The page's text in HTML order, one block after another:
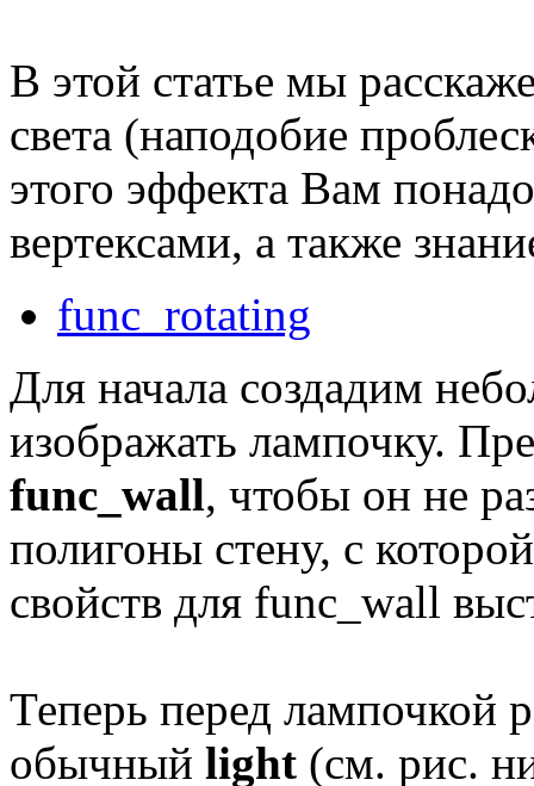
В этой статье мы
света (наподобие
этого эффекта Вам
вертексами, а также
func_rotating
Для начала создадим
изображать лампочку.
func_wall, чтобы он не
полигоны стену, с
свойств для func_wall
Теперь перед лампочкой
обычный light (см. рис.